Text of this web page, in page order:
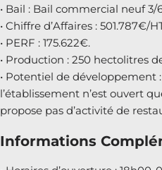
• Bail : Bail commercial neuf
• Chiffre d’Affaires : 501.787€/
• PERF : 175.622€.
• Production : 250 hectolitres
• Potentiel de développement
l’établissement n’est ouvert
propose pas d’activité de
Informations